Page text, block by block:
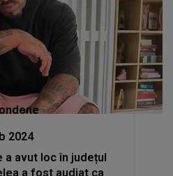
2024
a avut loc în județul
a fost audiat ca